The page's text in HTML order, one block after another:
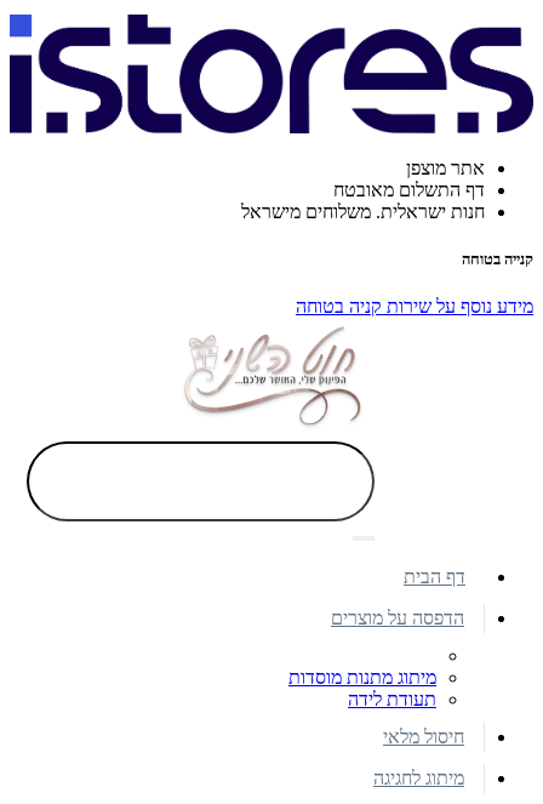
אתר מוצפן
דף התשלום מאובטח
חנות ישראלית. משלוחים מישראל
קנייה בטוחה
מידע נוסף על שירות קניה בטוחה
דף הבית
הדפסה על מוצרים
מיתוג מתנות מוסדות
תעודת לידה
חיסול מלאי
מיתוג לחגיגה